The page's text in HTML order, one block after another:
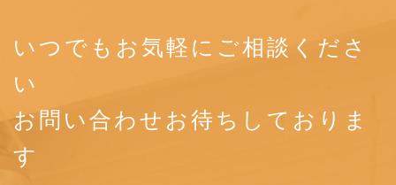
いつでもお気軽にご相談くださ
い
お問い合わせお待ちしておりま
す